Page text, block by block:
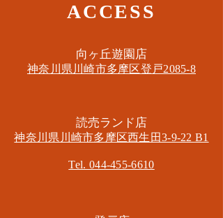
ACCESS
​向ヶ丘遊園店
神奈川県川崎市多摩区​登戸2085-8
​読売ランド店
神奈川県川崎市多摩区​西生田3-9-22 B1
Tel. 044-455-6610